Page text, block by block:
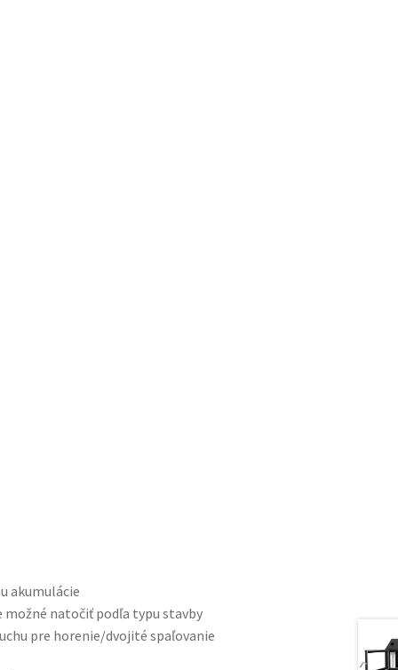
akumulácie
natočiť podľa typu stavby
pre horenie/dvojité spaľovanie